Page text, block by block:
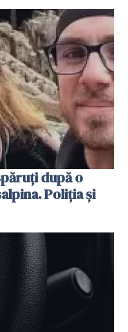
după o
Poliția și